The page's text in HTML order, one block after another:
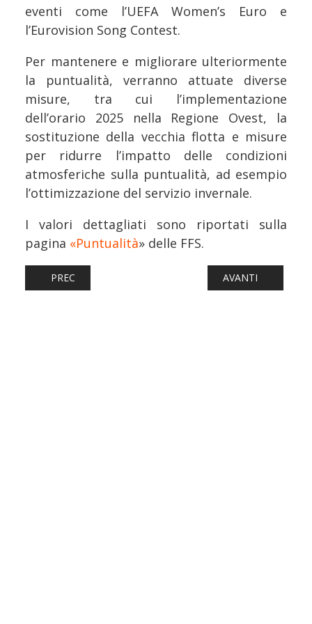
eventi come l’UEFA Women’s Euro e
l’Eurovision Song Contest.
Per mantenere e migliorare ulteriormente
la puntualità, verranno attuate diverse
misure, tra cui l’implementazione
dell’orario 2025 nella Regione Ovest, la
sostituzione della vecchia flotta e misure
per ridurre l’impatto delle condizioni
atmosferiche sulla puntualità, ad esempio
l’ottimizzazione del servizio invernale.
I valori dettagliati sono riportati sulla
pagina «Puntualità» delle FFS.
ARTICOLO PRECEDENTE: FERROVIE: ADRIAFER MIRA
PREC ARTICOLO
AVANTI